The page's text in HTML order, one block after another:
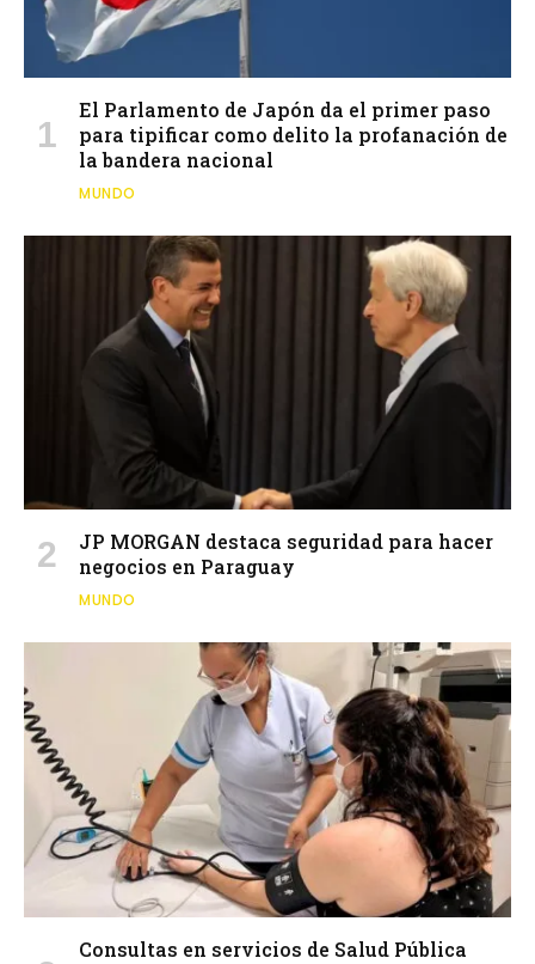
El Parlamento de Japón da el primer paso
para tipificar como delito la profanación de
la bandera nacional
MUNDO
JP MORGAN destaca seguridad para hacer
negocios en Paraguay
MUNDO
Consultas en servicios de Salud Pública